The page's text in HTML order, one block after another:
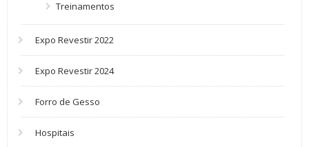
Treinamentos
Expo Revestir 2022
Expo Revestir 2024
Forro de Gesso
Hospitais